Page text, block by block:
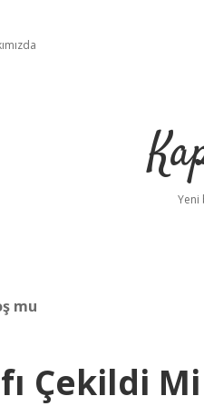
Yeni
mu
Çekildi Mi